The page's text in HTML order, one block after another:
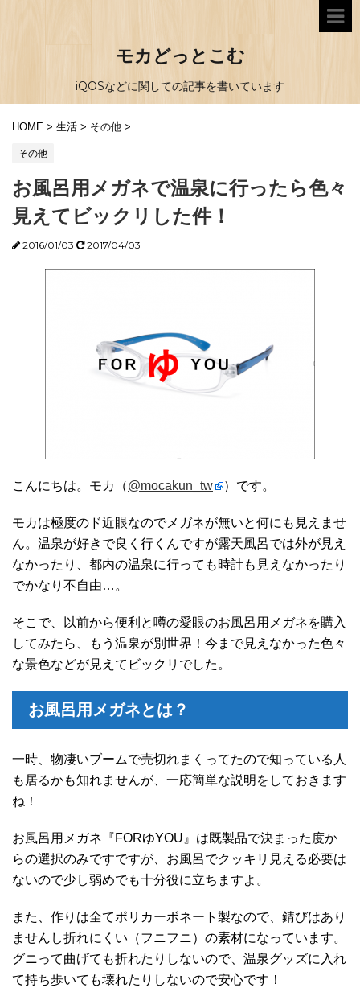
モカどっとこむ
iQOSなどに関しての記事を書いています
HOME > 生活 > その他 >
その他
お風呂用メガネで温泉に行ったら色々
見えてビックリした件！
2016/01/03 2017/04/03
こんにちは。モカ（@mocakun_tw ）です。
モカは極度のド近眼なのでメガネが無いと何にも見えませ
ん。温泉が好きで良く行くんですが露天風呂では外が見え
なかったり、都内の温泉に行っても時計も見えなかったり
でかなり不自由…。
そこで、以前から便利と噂の愛眼のお風呂用メガネを購入
してみたら、もう温泉が別世界！今まで見えなかった色々
な景色などが見えてビックリでした。
お風呂用メガネとは？
一時、物凄いブームで売切れまくってたので知っている人
も居るかも知れませんが、一応簡単な説明をしておきます
ね！
お風呂用メガネ『FORゆYOU』は既製品で決まった度か
らの選択のみですですが、お風呂でクッキリ見える必要は
ないので少し弱めでも十分役に立ちますよ。
また、作りは全てポリカーボネート製なので、錆びはあり
ませんし折れにくい（フニフニ）の素材になっています。
グニって曲げても折れたりしないので、温泉グッズに入れ
て持ち歩いても壊れたりしないので安心です！